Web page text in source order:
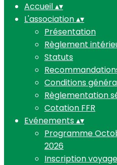
Accueil▴▾
L'association▴▾
Présentation
Règlement
Statuts
Conditions
Règlementation
Cotation FFR
Evénements▴▾
Programme
2026
Inscription